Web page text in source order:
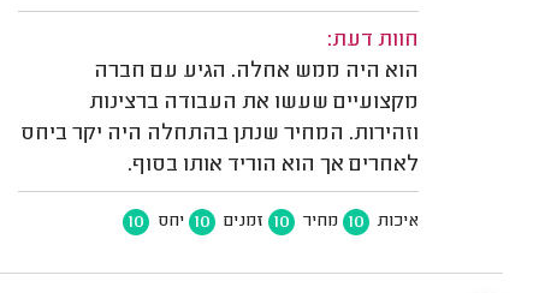
חוות דעת:
הוא היה ממש אחלה. הגיע עם חברה
מקצועיים שעשו את העבודה ברצינות
וזהירות. המחיר שנתן בהתחלה היה יקר ביחס
לאחרים אך הוא הוריד אותו בסוף.
איכות 10 מחיר 10 זמנים 10 יחס 10